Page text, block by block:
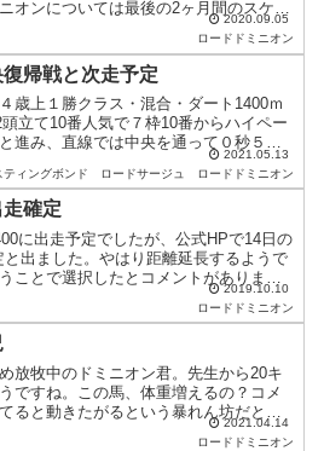
オンについては最後の2ヶ月間のスケジ
2020.09.05
ロードドミニオン
帰戦と次走予定
歳上１勝クラス・混合・ダート1400ｍ
立て10番人気で７枠10番からハイペー
進み、直線では中央を通って０秒５差
2021.05.13
ティングボンド
ロードサージュ ロードドミニオン
確定
に出走予定でしたが、公式HPで14日の
出ました。やはり距離延長するようで
ことで選択したとコメントがありまし
2019.10.10
ロードドミニオン
放牧中のドミニオン君。先生から20キ
ですね。この馬、体重増えるの？コメ
ると動きたがるという暴れん坊だと。
っとした馬体やからマイル以上と思...
2021.04.14
ロードドミニオン